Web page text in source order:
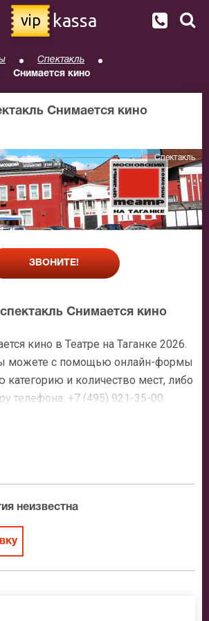
vip kassa
Спектакль
Снимается кино
Снимается кино
Спектакль
ЗВОНИТЕ!
Снимается кино
кино в Театре на Таганке 2026.
можете с помощью онлайн-формы
и количество мест, либо
телефона: +7 (495) 921-35-00.
заявки с Вами свяжется
том как заказать билет и утвердит
не более 2-х часов. Бесплатная
неизвестна